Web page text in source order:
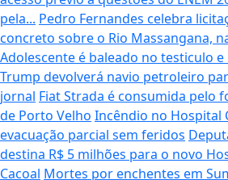
pela... Pedro Fernandes celebra
concreto sobre o Rio Massangana,
Adolescente é baleado no testiculo e
Trump devolverá navio petroleiro
jornal Fiat Strada é consumida pelo
de Porto Velho Incêndio no Hospital
evacuação parcial sem feridos
destina R$ 5 milhões para o novo
Cacoal Mortes por enchentes em